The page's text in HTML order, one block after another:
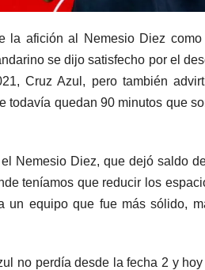
la afición al Nemesio Diez
se dijo satisfecho por el
Cruz Azul, pero también
todavía quedan 90 minutos que
Nemesio Diez, que dejó saldo
teníamos que reducir los
un equipo que fue más sólido,
no perdía desde la fecha 2 y